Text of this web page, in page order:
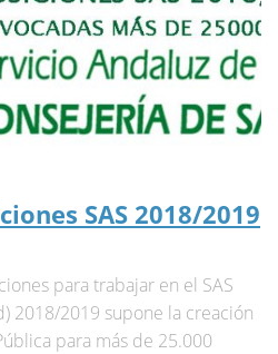
SAS 2018/2019
para trabajar en el SAS
2018/2019 supone la creación
para más de 25.000